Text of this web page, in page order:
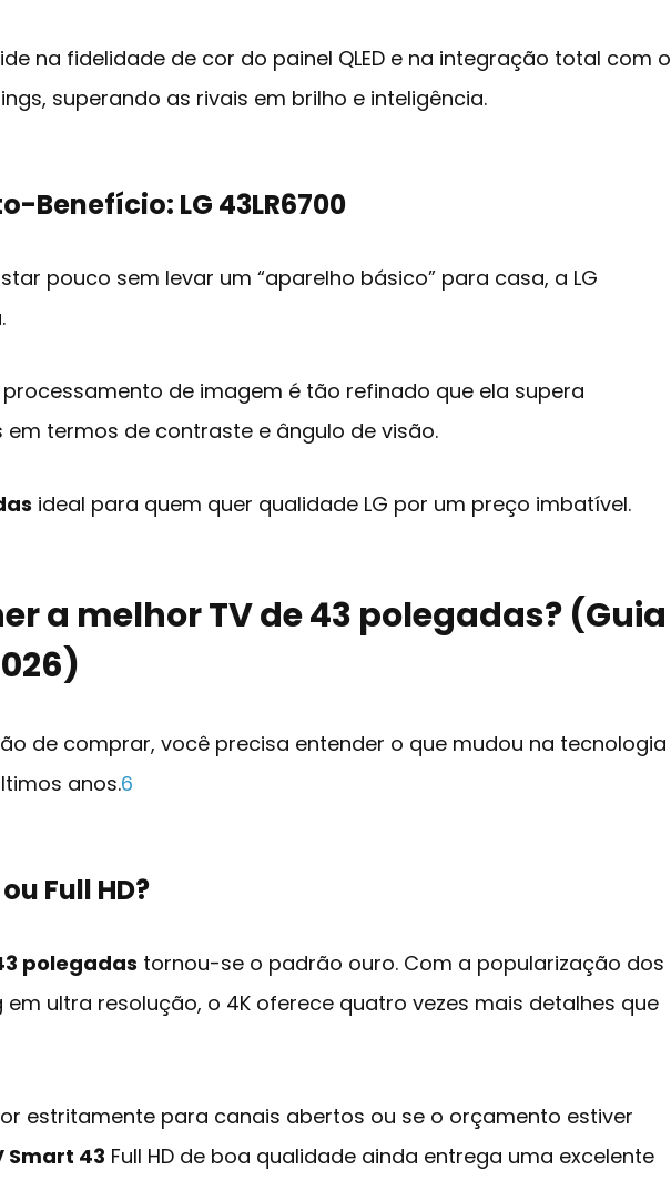
na fidelidade de cor do painel QLED e na integração total com o
superando as rivais em brilho e inteligência.
Benefício: LG 43LR6700
pouco sem levar um “aparelho básico” para casa, a LG
processamento de imagem é tão refinado que ela supera
em termos de contraste e ângulo de visão.
ideal para quem quer qualidade LG por um preço imbatível.
a melhor TV de 43 polegadas? (Guia
de comprar, você precisa entender o que mudou na tecnologia
anos.6
Full HD?
polegadas tornou-se o padrão ouro. Com a popularização dos
ultra resolução, o 4K oferece quatro vezes mais detalhes que
estritamente para canais abertos ou se o orçamento estiver
Smart 43 Full HD de boa qualidade ainda entrega uma excelente